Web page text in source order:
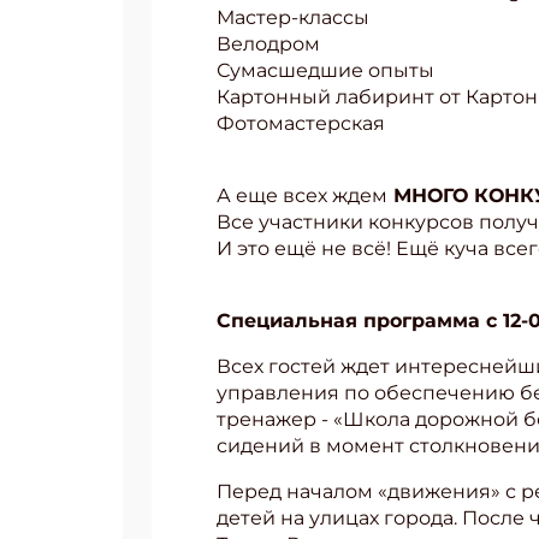
Мастер-классы
Велодром
Сумасшедшие опыты
Картонный лабиринт от
Фотомастерская
А еще всех ждем МНОГО
Все участники конкурсов
И это ещё не всё! Ещё куча
Специальная программа с 12-
Всех гостей ждет
управления по обеспечению
тренажер - «Школа дорожной
сидений в момент
Перед началом «движения» с
детей на улицах города. После